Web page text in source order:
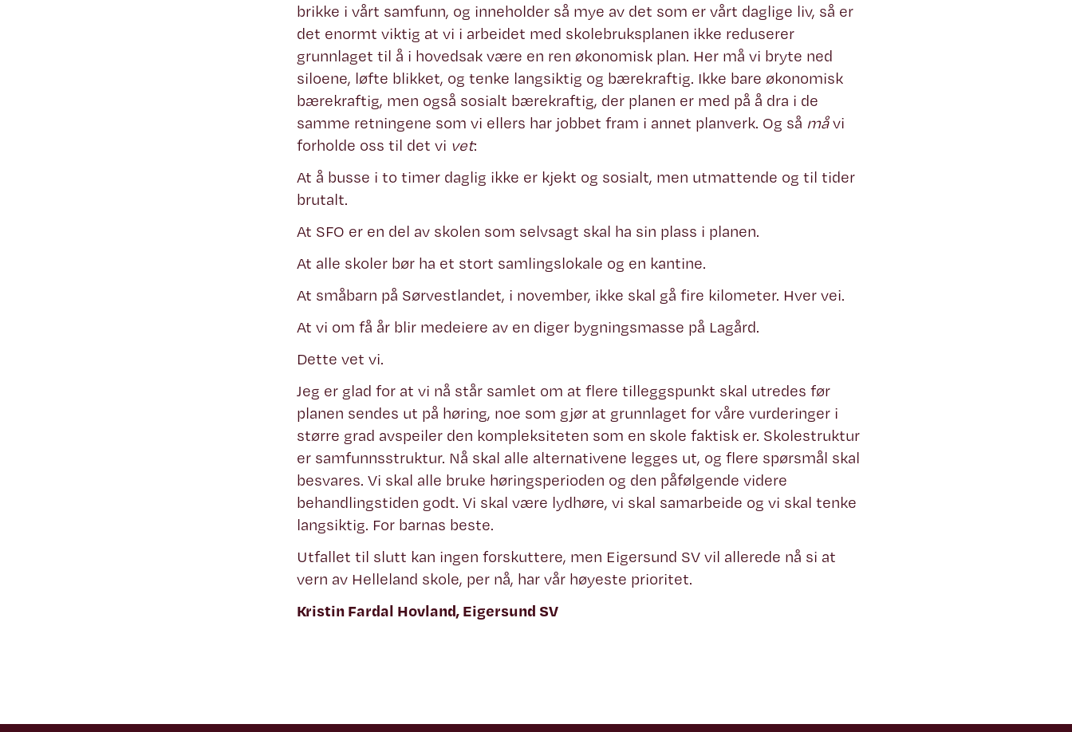
brikke i vårt samfunn, og inneholder så mye av det som er vårt daglige liv, så er
det enormt viktig at vi i arbeidet med skolebruksplanen ikke reduserer
grunnlaget til å i hovedsak være en ren økonomisk plan. Her må vi bryte ned
siloene, løfte blikket, og tenke langsiktig og bærekraftig. Ikke bare økonomisk
bærekraftig, men også sosialt bærekraftig, der planen er med på å dra i de
samme retningene som vi ellers har jobbet fram i annet planverk. Og så måvi
forholde oss til det vi vet:
At å busse i to timer daglig ikke er kjekt og sosialt, men utmattende og til tider
brutalt.
At SFO er en del av skolen som selvsagt skal ha sin plass i planen.
At alle skoler bør ha et stort samlingslokale og en kantine.
At småbarn på Sørvestlandet, i november, ikke skal gå fire kilometer. Hver vei.
At vi om få år blir medeiere av en diger bygningsmasse på Lagård.
Dette vet vi.
Jeg er glad for at vi nå står samlet om at flere tilleggspunkt skal utredes før
planen sendes ut på høring, noe som gjør at grunnlaget for våre vurderinger i
større grad avspeiler den kompleksiteten som en skole faktisk er. Skolestruktur
er samfunnsstruktur. Nå skal alle alternativene legges ut, og flere spørsmål skal
besvares. Vi skal alle bruke høringsperioden og den påfølgende videre
behandlingstiden godt. Vi skal være lydhøre, vi skal samarbeide og vi skal tenke
langsiktig. For barnas beste.
Utfallet til slutt kan ingen forskuttere, men Eigersund SV vil allerede nå si at
vern av Helleland skole, per nå, har vår høyeste prioritet.
Kristin Fardal Hovland, Eigersund SV